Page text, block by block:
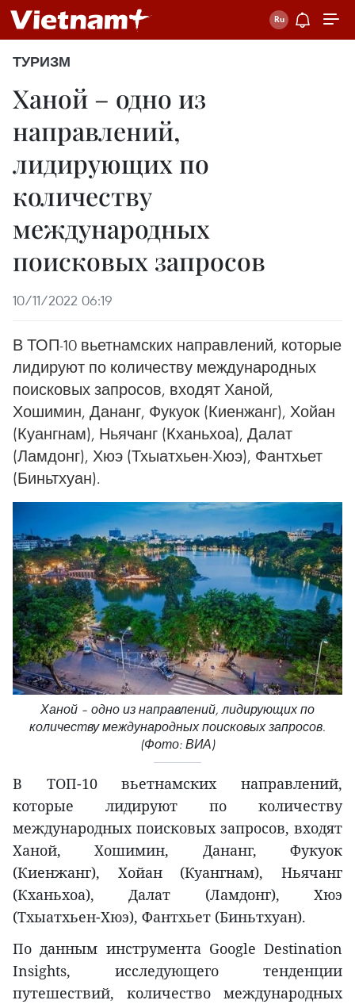
ТУРИЗМ
Ханой – одно из
направлений,
лидирующих по
количеству
международных
поисковых запросов
10/11/2022 06:19
В ТОП-10 вьетнамских направлений, которые
лидируют по количеству международных
поисковых запросов, входят Ханой,
Хошимин, Дананг, Фукуок (Киенжанг), Хойан
(Куангнам), Ньячанг (Кханьхоа), Далат
(Ламдонг), Хюэ (Тхыатхьен-Хюэ), Фантхьет
(Биньтхуан).
Ханой – одно из направлений, лидирующих по
количеству международных поисковых запросов.
(Фото: ВИА)
В ТОП-10 вьетнамских направлений,
которые лидируют по количеству
международных поисковых запросов, входят
Ханой, Хошимин, Дананг, Фукуок
(Киенжанг), Хойан (Куангнам), Ньячанг
(Кханьхоа), Далат (Ламдонг), Хюэ
(Тхыатхьен-Хюэ), Фантхьет (Биньтхуан).
По данным инструмента Google Destination
Insights, исследующего тенденции
путешествий, количество международных